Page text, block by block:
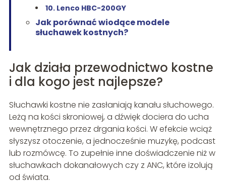
10. Lenco HBC-200GY
Jak porównać wiodące modele
słuchawek kostnych?
Jak działa przewodnictwo kostne
i dla kogo jest najlepsze?
Słuchawki kostne nie zasłaniają kanału słuchowego.
Leżą na kości skroniowej, a dźwięk dociera do ucha
wewnętrznego przez drgania kości. W efekcie wciąż
słyszysz otoczenie, a jednocześnie muzykę, podcast
lub rozmówcę. To zupełnie inne doświadczenie niż w
słuchawkach dokanałowych czy z ANC, które izolują
od świata.